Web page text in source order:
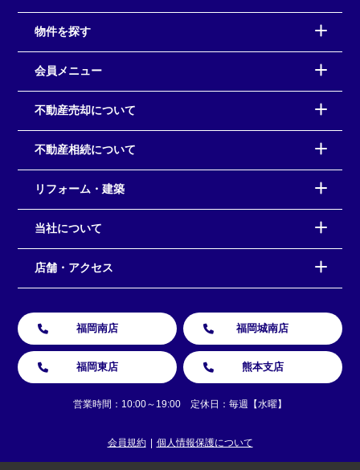
物件を探す
会員メニュー
不動産売却について
不動産相続について
リフォーム・建築
当社について
店舗・アクセス
福岡南店 福岡城南店
福岡東店 熊本支店
営業時間：10:00～19:00 定休日：毎週【水曜】
会員規約 個人情報保護について